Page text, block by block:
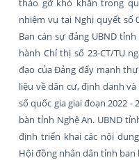
nhiệm vụ tại Nghị quyết số
Ban cán sự đảng UBND
hành Chỉ thị số 23-CT/TU
đạo của Đảng đẩy mạnh
liệu về dân cư, định danh
số quốc gia giai đoạn 2022 -
bàn tỉnh Nghệ An. UBND
định triển khai các nội
Hội đồng nhân dân tỉnh ban